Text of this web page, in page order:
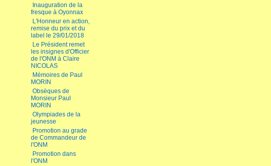
Inauguration de la
fresque à Oyonnax
L'Honneur en action,
remise du prix et du
label le 29/01/2018
Le Président remet
les insignes d'Officier
de l'ONM à Claire
NICOLAS
Mémoires de Paul
MORIN
Obsèques de
Monsieur Paul
MORIN
Olympiades de la
jeunesse
Promotion au grade
de Commandeur de
l'ONM
Promotion dans
l'ONM